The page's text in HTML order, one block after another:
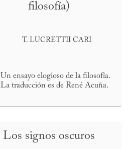
filosofía)
T. LUCRETTII CARI
Un ensayo elogioso de la filosofía.
La traducción es de René Acuña.
Los signos oscuros